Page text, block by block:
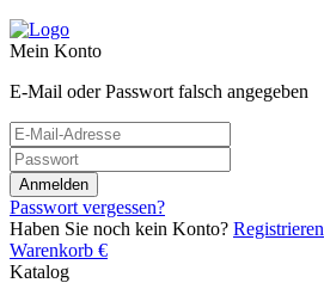
Mein Konto
E-Mail oder Passwort falsch angegeben
Passwort vergessen?
Haben Sie noch kein Konto? Registrieren
Warenkorb €
Katalog